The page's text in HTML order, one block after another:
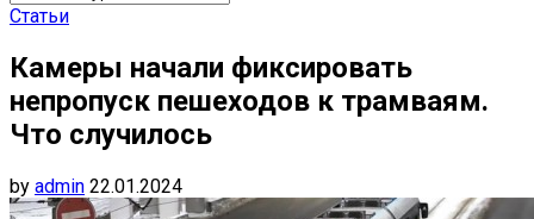
Статьи
Камеры начали фиксировать
непропуск пешеходов к трамваям.
Что случилось
by admin 22.01.2024